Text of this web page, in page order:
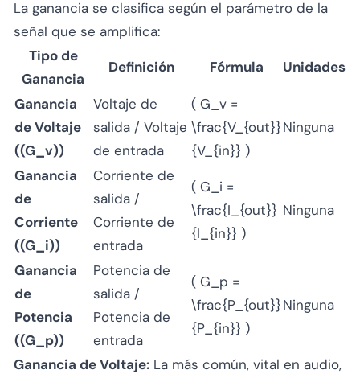
La ganancia se clasifica según el parámetro de la
señal que se amplifica:
Tipo de
Ganancia
Definición Fórmula Unidades
Ganancia
de Voltaje
((G_v))
Voltaje de
salida / Voltaje
de entrada
( G_v =
\frac{V_{out}}
{V_{in}} )
Ninguna
Ganancia
de
Corriente
((G_i))
Corriente de
salida /
Corriente de
entrada
( G_i =
\frac{I_{out}}
{I_{in}} )
Ninguna
Ganancia
de
Potencia
((G_p))
Potencia de
salida /
Potencia de
entrada
( G_p =
\frac{P_{out}}
{P_{in}} )
Ninguna
Ganancia de Voltaje: La más común, vital en audio,